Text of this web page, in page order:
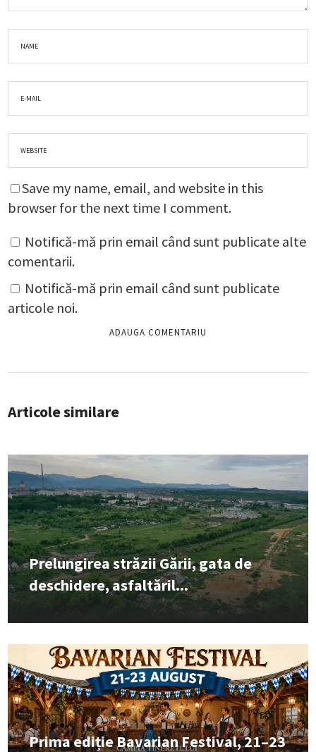
Save my name, email, and website in this
browser for the next time I comment.
Notifică-mă prin email când sunt publicate alte
comentarii.
Notifică-mă prin email când sunt publicate
articole noi.
Articole similare
Prelungirea străzii Gării, gata de
deschidere, asfaltăril...
Prima ediție Bavarian Festival, 21–23